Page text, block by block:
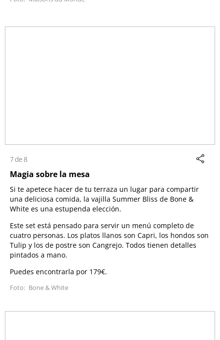
7 de 8
Magia sobre la mesa
Si te apetece hacer de tu terraza un lugar para compartir
una deliciosa comida, la vajilla Summer Bliss de Bone &
White es una estupenda elección.
Este set está pensado para servir un menú completo de
cuatro personas. Los platos llanos son Capri, los hondos son
Tulip y los de postre son Cangrejo. Todos tienen detalles
pintados a mano.
Puedes encontrarla por 179€.
Bone & White